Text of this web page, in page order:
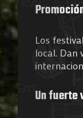
Los
local. Dan
Un